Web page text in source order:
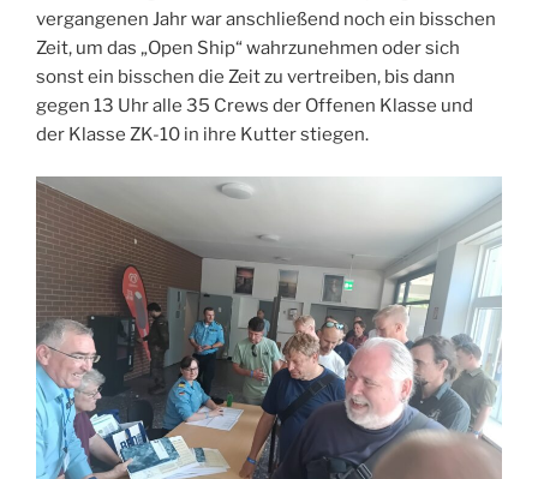
vergangenen Jahr war anschließend noch ein bisschen
Zeit, um das „Open Ship“ wahrzunehmen oder sich
sonst ein bisschen die Zeit zu vertreiben, bis dann
gegen 13 Uhr alle 35 Crews der Offenen Klasse und
der Klasse ZK-10 in ihre Kutter stiegen.